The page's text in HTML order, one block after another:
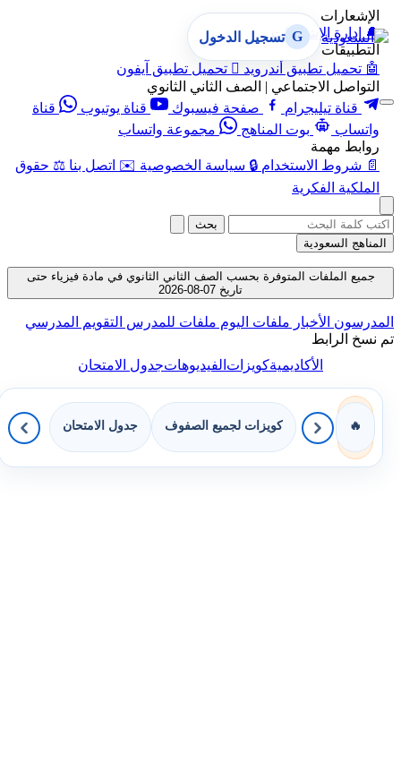
الإشعارات
🔔 إدارة الإشعارات
التطبيقات
🤖 تحميل تطبيق أندرويد  تحميل تطبيق آيفون
التواصل الاجتماعي | الصف الثاني الثانوي
قناة تيليجرام
صفحة فيسبوك قناة يوتيوب
قناة
واتساب
بوت المناهج
مجموعة واتساب
روابط مهمة
📄 شروط الاستخدام 🔒 سياسة الخصوصية ✉️ اتصل بنا ⚖️ حقوق
الملكية الفكرية
G تسجيل الدخول
بحث
المناهج السعودية
جميع الملفات المتوفرة بحسب الصف الثاني الثانوي في مادة فيزياء حتى
تاريخ 07-08-2026
المدرسون الأخبار ملفات اليوم ملفات للمدرس التقويم المدرسي
تم نسخ الرابط
الأكاديميةكويزاتالفيديوهاتجدول الامتحان
🔥 كويزات لجميع الصفوف جدول الامتحان